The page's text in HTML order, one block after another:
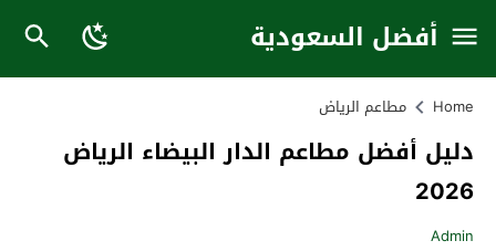
أفضل السعودية
Home مطاعم الرياض
دليل أفضل مطاعم الدار البيضاء الرياض
2026
Admin